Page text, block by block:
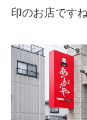
印のお店です